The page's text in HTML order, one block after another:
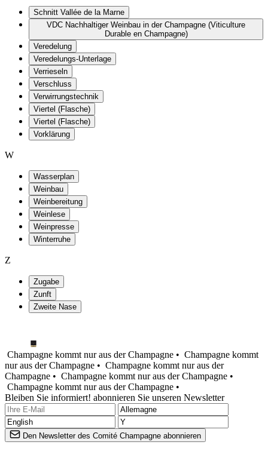
Schnitt Vallée de la Marne
VDC Nachhaltiger Weinbau in der Champagne (Viticulture
Durable en Champagne)
Veredelung
Veredelungs-Unterlage
Verrieseln
Verschluss
Verwirrungstechnik
Viertel (Flasche)
Viertel (Flasche)
Vorklärung
W
Wasserplan
Weinbau
Weinbereitung
Weinlese
Weinpresse
Winterruhe
Z
Zugabe
Zunft
Zweite Nase
Champagne kommt nur aus der Champagne • Champagne kommt
nur aus der Champagne • Champagne kommt nur aus der
Champagne • Champagne kommt nur aus der Champagne •
Champagne kommt nur aus der Champagne •
Bleiben Sie informiert! abonnieren Sie unseren Newsletter
Den Newsletter des Comité Champagne abonnieren